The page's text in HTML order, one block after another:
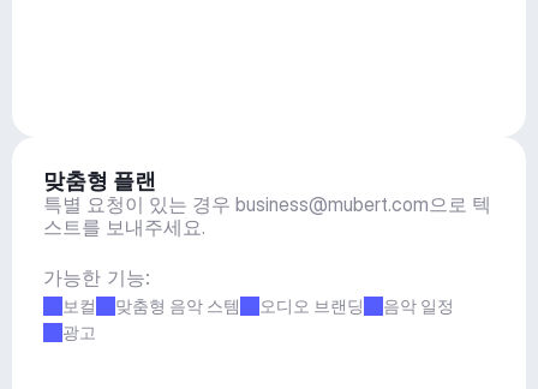
맞춤형 플랜
특별 요청이 있는 경우 business@mubert.com으로 텍
스트를 보내주세요.
가능한 기능:
보컬 맞춤형 음악 스템 오디오 브랜딩
음악 일정
광고